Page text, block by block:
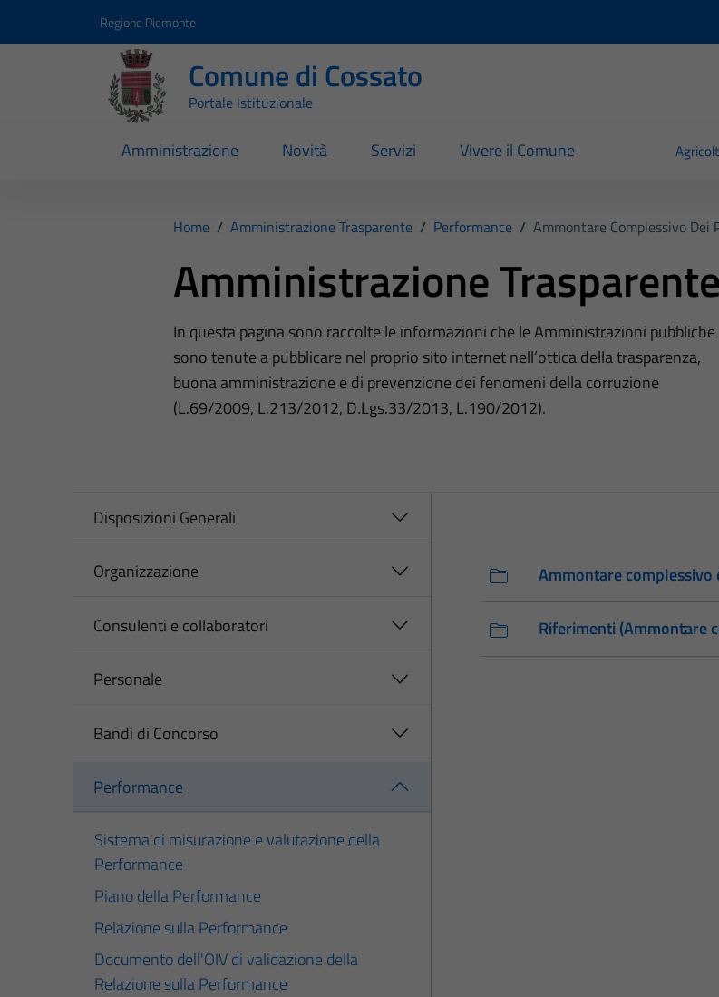
Regione Piemonte
Comune di Cossato
Portale Istituzionale
Amministrazione Novità Servizi Vivere il Comune
Home / Amministrazione Trasparente / Performance / Ammontare Complessivo Dei
Amministrazione Trasparente
In questa pagina sono raccolte le informazioni che le Amministrazioni pubbliche
sono tenute a pubblicare nel proprio sito internet nell’ottica della trasparenza,
buona amministrazione e di prevenzione dei fenomeni della corruzione
(L.69/2009, L.213/2012, D.Lgs.33/2013, L.190/2012).
Disposizioni Generali
Organizzazione
Consulenti e collaboratori
Personale
Bandi di Concorso
Performance
Sistema di misurazione e valutazione della
Performance
Piano della Performance
Relazione sulla Performance
Documento dell'OIV di validazione della
Relazione sulla Performance
Ammontare complessivo
Riferimenti (Ammontare